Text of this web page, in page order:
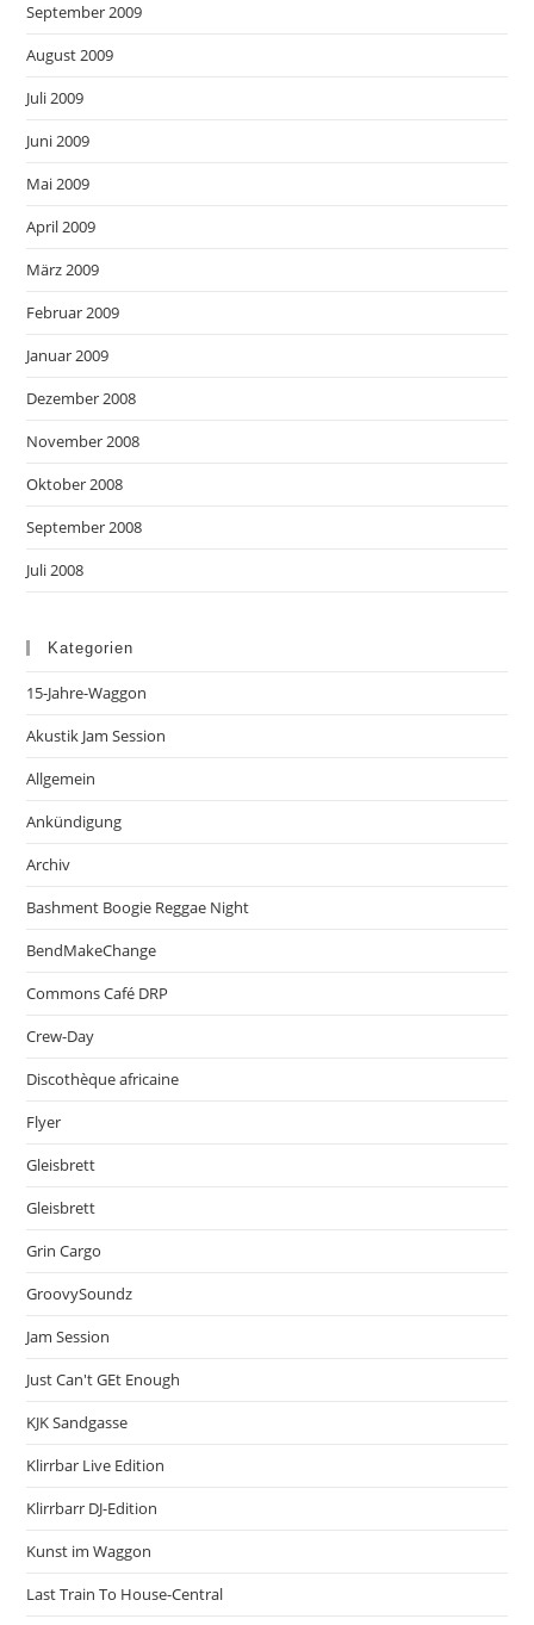
September 2009
August 2009
Juli 2009
Juni 2009
Mai 2009
April 2009
März 2009
Februar 2009
Januar 2009
Dezember 2008
November 2008
Oktober 2008
September 2008
Juli 2008
Kategorien
15-Jahre-Waggon
Akustik Jam Session
Allgemein
Ankündigung
Archiv
Bashment Boogie Reggae Night
BendMakeChange
Commons Café DRP
Crew-Day
Discothèque africaine
Flyer
Gleisbrett
Gleisbrett
Grin Cargo
GroovySoundz
Jam Session
Just Can't GEt Enough
KJK Sandgasse
Klirrbar Live Edition
Klirrbarr DJ-Edition
Kunst im Waggon
Last Train To House-Central